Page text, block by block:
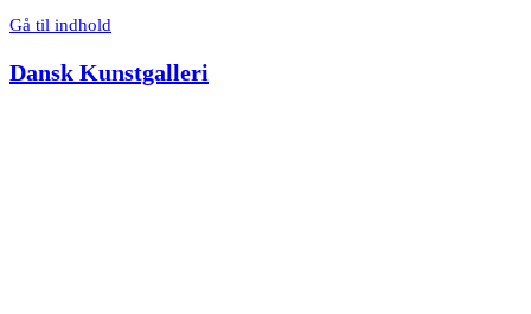
Gå til indhold
Dansk Kunstgalleri